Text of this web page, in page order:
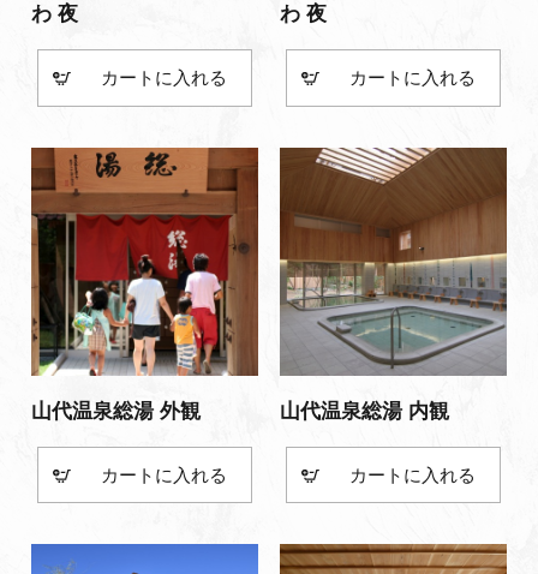
わ 夜
カート
わ 夜
カート
山代温泉総湯 外観
カート
山代温泉総湯 内観
カート